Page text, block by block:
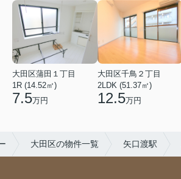
大田区蒲田１丁目
1R (14.52㎡)
7.5万円
大田区千鳥２丁目
2LDK (51.37㎡)
12.5万円
大田区の物件一覧 矢口渡駅